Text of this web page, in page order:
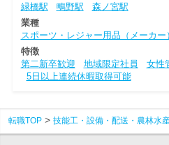
緑橋駅
鴫野駅
森ノ宮駅
業種
スポーツ・レジャー用品（メーカー）
特徴
第二新卒歓迎
地域限定社員 女性
5日以上連続休暇取得可能
転職TOP 技能工・設備・配送・農林水